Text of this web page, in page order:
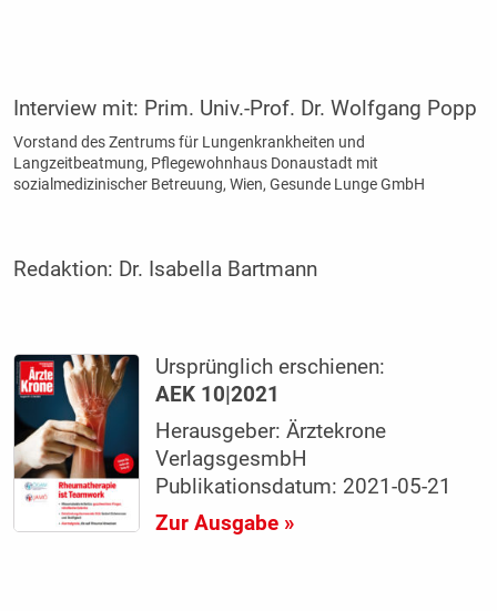
Interview mit: Prim. Univ.-Prof. Dr. Wolfgang Popp
Vorstand des Zentrums für Lungenkrankheiten und
Langzeitbeatmung, Pflegewohnhaus Donaustadt mit
sozialmedizinischer Betreuung, Wien, Gesunde Lunge GmbH
Redaktion: Dr. Isabella Bartmann
Ursprünglich erschienen:
AEK 10|2021
Herausgeber: Ärztekrone
VerlagsgesmbH
Publikationsdatum: 2021-05-21
Zur Ausgabe »